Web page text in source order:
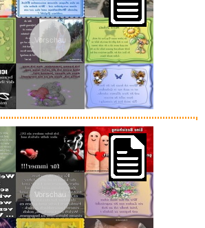
Vorschau
Vorschau